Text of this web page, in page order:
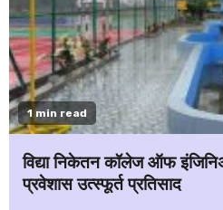
1 min read
विद्या निकेतन कॉलेज ऑफ
प्रवेशास उत्स्फूर्त प्रतिसाद